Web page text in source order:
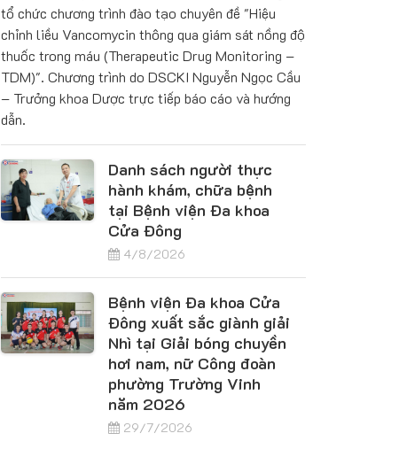
tổ chức chương trình đào tạo chuyên đề "Hiệu
chỉnh liều Vancomycin thông qua giám sát nồng độ
thuốc trong máu (Therapeutic Drug Monitoring –
TDM)". Chương trình do DSCKI Nguyễn Ngọc Cầu
– Trưởng khoa Dược trực tiếp báo cáo và hướng
dẫn.
Danh sách người thực
hành khám, chữa bệnh
tại Bệnh viện Đa khoa
Cửa Đông
4/8/2026
Bệnh viện Đa khoa Cửa
Đông xuất sắc giành giải
Nhì tại Giải bóng chuyền
hơi nam, nữ Công đoàn
phường Trường Vinh
năm 2026
29/7/2026